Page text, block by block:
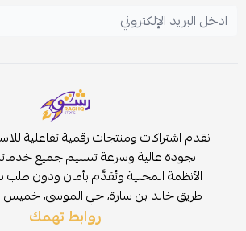
نقدم اشتراكات ومنتجات رقمية تفاعلية
بجودة عالية وسرعة تسليم جميع
الأنظمة المحلية وتُقدَّم بأمان ودون
طريق خالد بن سارة، حي الموسى، خميس
روابط تهمك